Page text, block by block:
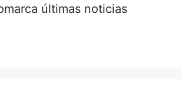
últimas noticias